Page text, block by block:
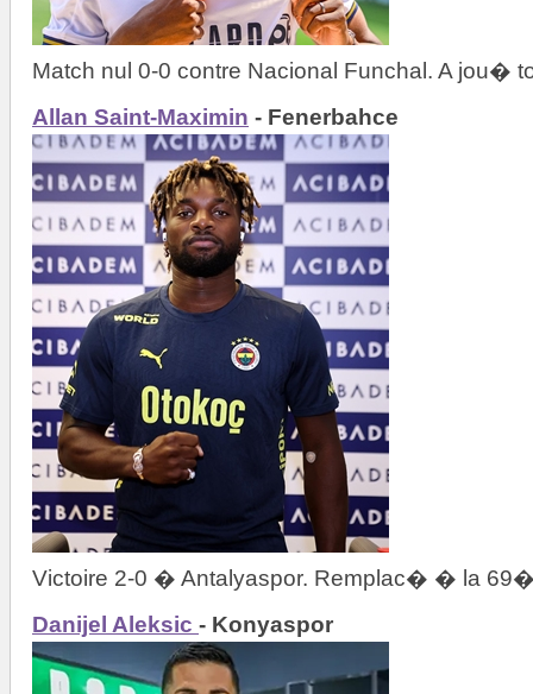
Match nul 0-0 contre Nacional Funchal. A jou�
Allan Saint-Maximin - Fenerbahce
Victoire 2-0 � Antalyaspor. Remplac� � la
Danijel Aleksic - Konyaspor